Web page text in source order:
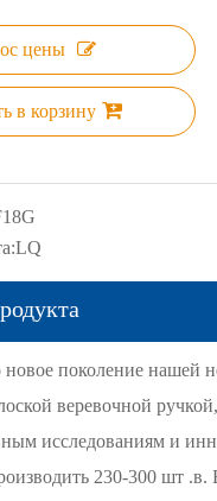
цены
в корзину
LQ
поколение нашей
веревочной
исследованиям и
230-300 шт .в.